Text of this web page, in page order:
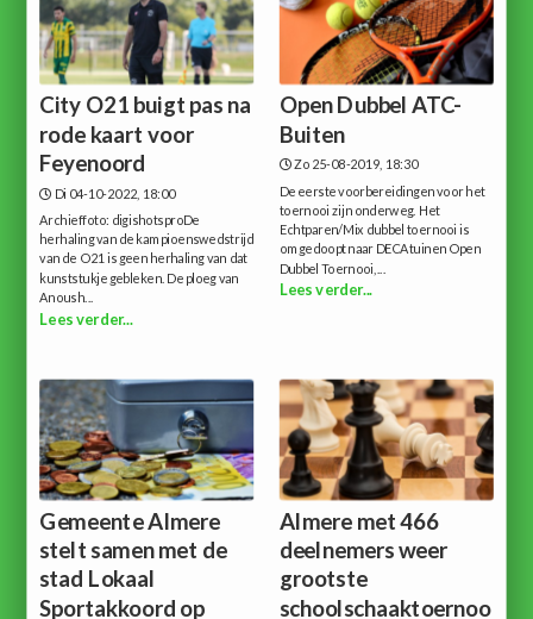
City O21 buigt pas na
rode kaart voor
Feyenoord
Di 04-10-2022, 18:00
Archieffoto: digishotsproDe
herhaling van de kampioenswedstrijd
van de O21 is geen herhaling van dat
kunststukje gebleken. De ploeg van
Anoush...
Lees verder...
Open Dubbel ATC-
Buiten
Zo 25-08-2019, 18:30
De eerste voorbereidingen voor het
toernooi zijn onderweg. Het
Echtparen/Mix dubbel toernooi is
omgedoopt naar DECAtuinen Open
Dubbel Toernooi,...
Lees verder...
Gemeente Almere
stelt samen met de
stad Lokaal
Sportakkoord op
Almere met 466
deelnemers weer
grootste
schoolschaaktoernoo